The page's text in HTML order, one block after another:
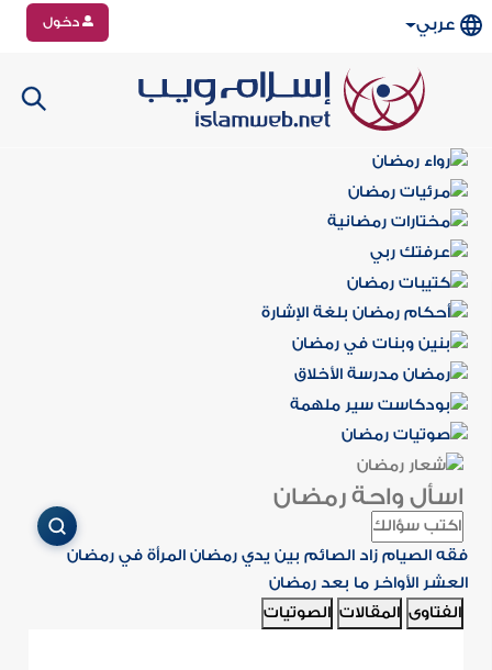
عربي دخول
اسأل واحة رمضان
فقه الصيام زاد الصائم بين يدي رمضان المرأة في رمضان
العشر الأواخر ما بعد رمضان
الفتاوى المقالات الصوتيات